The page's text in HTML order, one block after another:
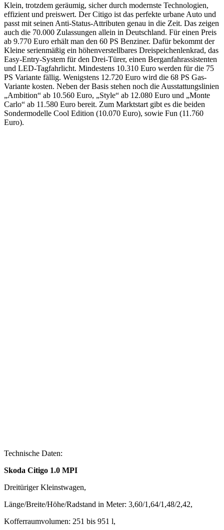
Klein, trotzdem geräumig, sicher durch modernste Technologien,
effizient und preiswert. Der Citigo ist das perfekte urbane Auto und
passt mit seinen Anti-Status-Attributen genau in die Zeit. Das zeigen
auch die 70.000 Zulassungen allein in Deutschland. Für einen Preis
ab 9.770 Euro erhält man den 60 PS Benziner. Dafür bekommt der
Kleine serienmäßig ein höhenverstellbares Dreispeichenlenkrad, das
Easy-Entry-System für den Drei-Türer, einen Berganfahrassistenten
und LED-Tagfahrlicht. Mindestens 10.310 Euro werden für die 75
PS Variante fällig. Wenigstens 12.720 Euro wird die 68 PS Gas-
Variante kosten. Neben der Basis stehen noch die Ausstattungslinien
„Ambition“ ab 10.560 Euro, „Style“ ab 12.080 Euro und „Monte
Carlo“ ab 11.580 Euro bereit. Zum Marktstart gibt es die beiden
Sondermodelle Cool Edition (10.070 Euro), sowie Fun (11.760
Euro).
Technische Daten:
Skoda Citigo 1.0 MPI
Dreitüriger Kleinstwagen,
Länge/Breite/Höhe/Radstand in Meter: 3,60/1,64/1,48/2,42,
Kofferraumvolumen: 251 bis 951 l,